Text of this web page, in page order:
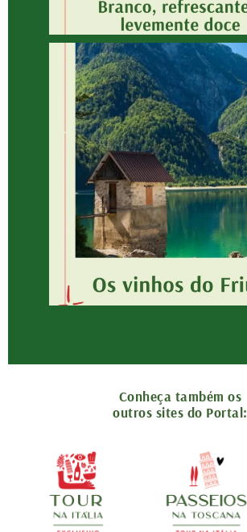
Conheça também os
outros sites do Portal: